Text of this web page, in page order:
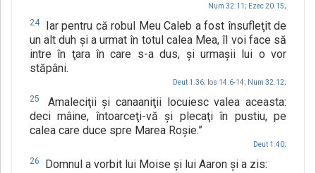
Num 32.11; Ezec 20.15;
24
Iar pentru că robul Meu Caleb a fost însufleţit de
un alt duh şi a urmat în totul calea Mea, îl voi face să
intre în ţara în care s-a dus, şi urmaşii lui o vor
stăpâni.
Deut 1.36; Ios 14.6-14; Num 32.12;
25
Amaleciţii şi canaaniţii locuiesc valea aceasta:
deci mâine, întoarceţi-vă şi plecaţi în pustiu, pe
calea care duce spre Marea Roşie.”
Deut 1.40;
26 Domnul a vorbit lui Moise şi lui Aaron şi a zis: